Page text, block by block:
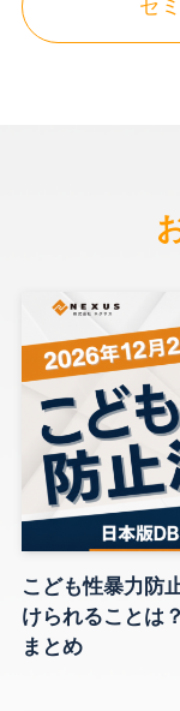
セ
こども性暴力防
けられることは
まとめ